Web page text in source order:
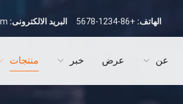
الهاتف: +86-1234-5678 البريد الالكترونى:
منتجات خبر عرض عن